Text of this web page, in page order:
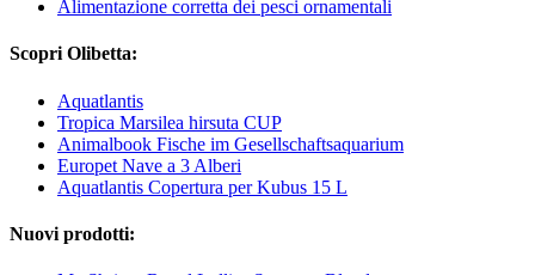
Alimentazione corretta dei pesci ornamentali
Scopri Olibetta:
Aquatlantis
Tropica Marsilea hirsuta CUP
Animalbook Fische im Gesellschaftsaquarium
Europet Nave a 3 Alberi
Aquatlantis Copertura per Kubus 15 L
Nuovi prodotti: